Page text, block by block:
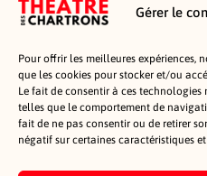
Gérer le
Pour offrir les meilleures expériences,
que les cookies pour stocker et/ou
Le fait de consentir à ces
telles que le comportement de
fait de ne pas consentir ou de retirer
négatif sur certaines caractéristiques